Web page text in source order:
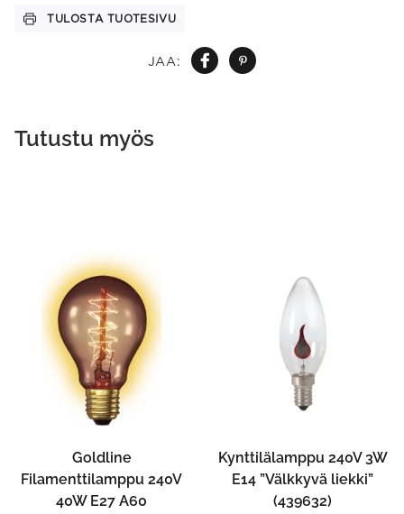
JAA:
TULOSTA TUOTESIVU
Tutustu myös
Goldline
Filamenttilamppu 240V
40W E27 A60
Kynttilälamppu 240V 3W
E14 ”Välkkyvä liekki”
(439632)